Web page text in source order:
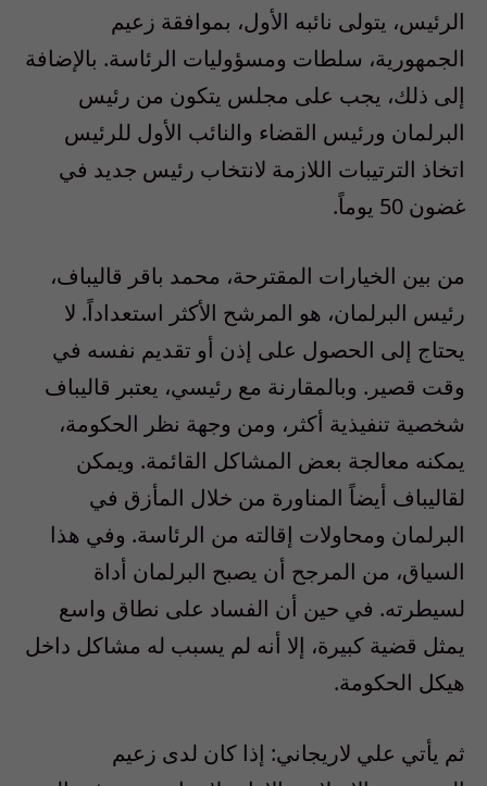
الرئيس، يتولى نائبه الأول، بموافقة زعيم
الجمهورية، سلطات ومسؤوليات الرئاسة. بالإضافة
إلى ذلك، يجب على مجلس يتكون من رئيس
البرلمان ورئيس القضاء والنائب الأول للرئيس
اتخاذ الترتيبات اللازمة لانتخاب رئيس جديد في
غضون 50 يوماً.
من بين الخيارات المقترحة، محمد باقر قاليباف،
رئيس البرلمان، هو المرشح الأكثر استعداداً. لا
يحتاج إلى الحصول على إذن أو تقديم نفسه في
وقت قصير. وبالمقارنة مع رئيسي، يعتبر قاليباف
شخصية تنفيذية أكثر، ومن وجهة نظر الحكومة،
يمكنه معالجة بعض المشاكل القائمة. ويمكن
لقاليباف أيضاً المناورة من خلال المأزق في
البرلمان ومحاولات إقالته من الرئاسة. وفي هذا
السياق، من المرجح أن يصبح البرلمان أداة
لسيطرته. في حين أن الفساد على نطاق واسع
يمثل قضية كبيرة، إلا أنه لم يسبب له مشاكل داخل
هيكل الحكومة.
ثم يأتي علي لاريجاني: إذا كان لدى زعيم